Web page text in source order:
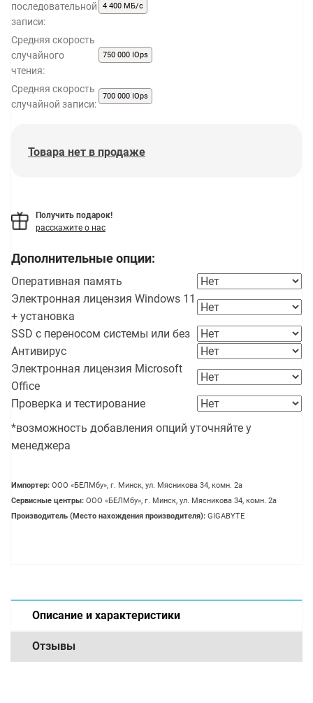
последовательной
записи:
4 400 МБ/с
Средняя скорость
случайного
чтения:
750 000 IOps
Средняя скорость
случайной записи:
700 000 IOps
Товара нет в продаже
Получить подарок!
расскажите о нас
Дополнительные опции:
Оперативная память
Электронная лицензия Windows 11
+ установка
SSD с переносом системы или без
Антивирус
Электронная лицензия Microsoft
Office
Проверка и тестирование
*возможность добавления опций уточняйте у
менеджера
Импортер: OOO «БЕЛМбу», г. Минск, ул. Мясникова 34, комн. 2а
Сервисные центры: OOO «БЕЛМбу», г. Минск, ул. Мясникова 34, комн. 2а
Производитель (Место нахождения производителя): GIGABYTE
Описание и характеристики
Отзывы